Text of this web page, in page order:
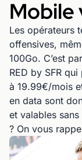
Mobile
Les opérateurs
offensives,
100Go. C’est
RED by SFR
à 19.99€/mois
en data sont
et valables
? On vous